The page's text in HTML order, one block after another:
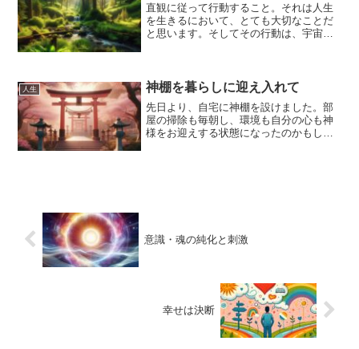
直観に従って行動すること。それは人生
を生きるにおいて、とても大切なことだ
と思います。そしてその行動は、宇宙の
人生 神棚を暮らしに迎え入れて
先日より、自宅に神棚を設けました。部
屋の掃除も毎朝し、環境も自分の心も神
様をお迎えする状態になったのかもしれ
意識・魂の純化と刺激
幸せは決断